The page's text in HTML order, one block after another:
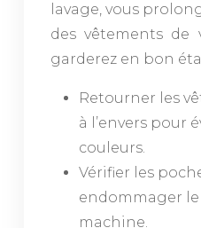
lavage, vous
des vêtements
garderez en bon
Retourner les
à l’envers pour
couleurs.
Vérifier les
endommager
machine.